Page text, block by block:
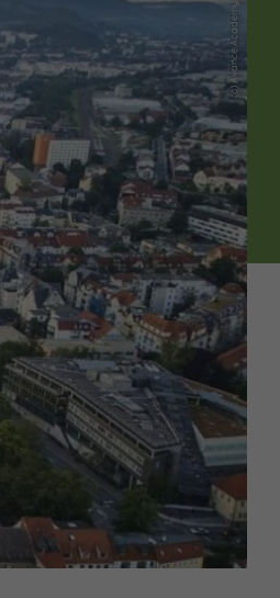
(c) Avance Academy GmbH